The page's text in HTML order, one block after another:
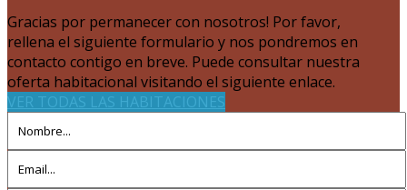
Gracias por permanecer con nosotros! Por favor,
rellena el siguiente formulario y nos pondremos en
contacto contigo en breve. Puede consultar nuestra
oferta habitacional visitando el siguiente enlace.
VER TODAS LAS HABITACIONES